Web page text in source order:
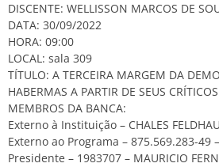
DISCENTE: WELLISSON MARCOS DE
DATA: 30/09/2022
HORA: 09:00
LOCAL: sala 309
TÍTULO: A TERCEIRA MARGEM DA
HABERMAS A PARTIR DE SEUS
MEMBROS DA BANCA:
Externo à Instituição – CHALES
Externo ao Programa – 875.569.283-49 –
Presidente – 1983707 – MAURICIO